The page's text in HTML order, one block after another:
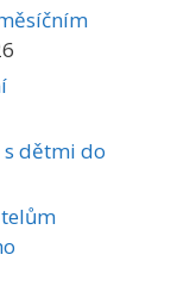
dětmi do